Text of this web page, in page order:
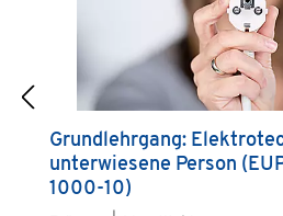
Grundlehrgang:
unterwiesene Person
1000-10)